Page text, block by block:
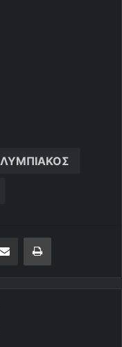
Κοινοποίηση μέσω ηλεκτρονικού ταχυδρομείουΕκτύπωση